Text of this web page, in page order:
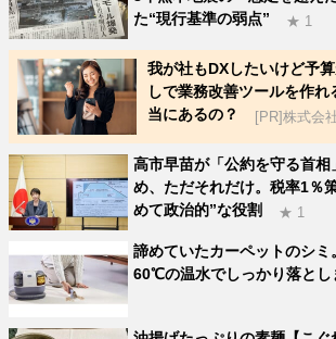
た“現行基準の弱点”
★ 1
我が社もDXしたいけど予
しで業務改善ツールを作
当にあるの？
[PR]株式会
高市早苗が「公約を守る首相
め、ただそれだけ。税率1％
めて政治的”な役割
★ 1
諦めていたカーペットのシミ
60℃の温水でしっかり落とし